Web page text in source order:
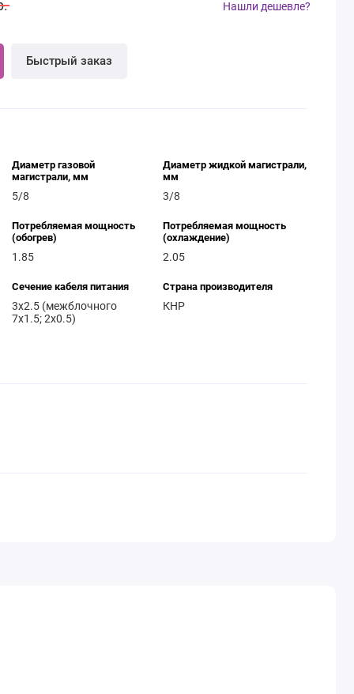
Быстрый заказ
Нашли дешевле?
Диаметр газовой
магистрали, мм
5/8
Диаметр жидкой магистрали,
мм
3/8
Потребляемая мощность
(обогрев)
1.85
Потребляемая мощность
(охлаждение)
2.05
Сечение кабеля питания
3x2.5 (межблочного
7x1.5; 2x0.5)
Страна производителя
КНР